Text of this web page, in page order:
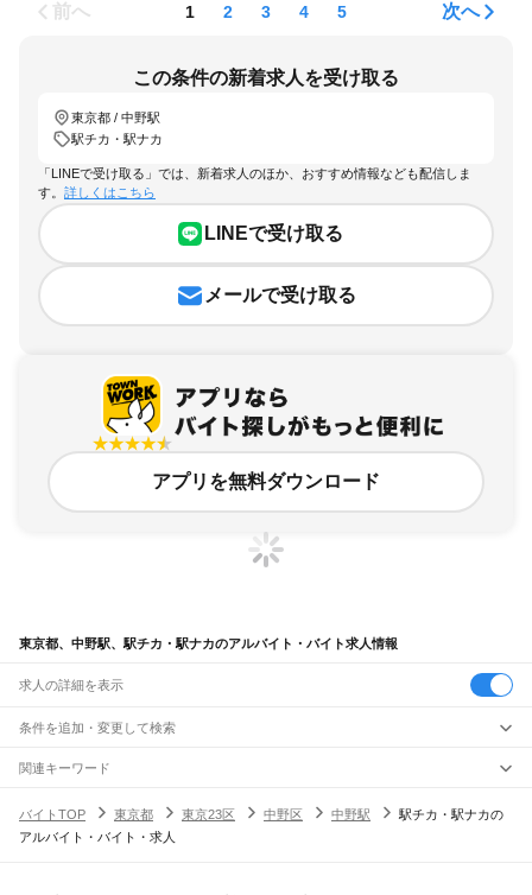
前へ 1 2 3 4 5 次へ
この条件の新着求人を受け取る
東京都 / 中野駅
駅チカ・駅ナカ
「LINEで受け取る」では、新着求人のほか、おすすめ情報なども配信しま
す。 詳しくはこちら
LINEで受け取る
メールで受け取る
アプリを無料ダウンロード
東京都、中野駅、駅チカ・駅ナカのアルバイト・バイト求人情報
求人の詳細を表示
条件を追加・変更して検索
市区町村を追加・変更
東京都すべて
東京23区すべて
駅を追加・変更
職種を追加・変更
関連キーワード
バイトTOP
東京都 東京23区 中野区 中野駅
駅チカ・駅ナカの
アルバイト・バイト・求人